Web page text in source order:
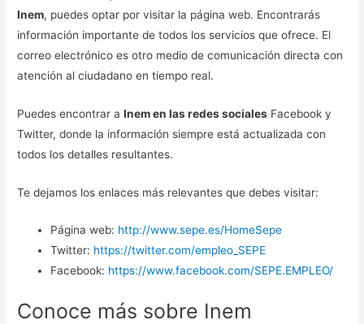
Inem, puedes optar por visitar la página web. Encontrarás
información importante de todos los servicios que ofrece. El
correo electrónico es otro medio de comunicación directa con
atención al ciudadano en tiempo real.
Puedes encontrar aInem en las redes sociales Facebook y
Twitter, donde la información siempre está actualizada con
todos los detalles resultantes.
Te dejamos los enlaces más relevantes que debes visitar:
Página web: http://www.sepe.es/HomeSepe
Twitter: https://twitter.com/empleo_SEPE
Facebook: https://www.facebook.com/SEPE.EMPLEO/
Conoce más sobre Inem